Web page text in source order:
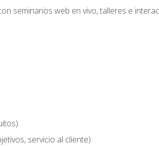
seminarios web en vivo, talleres e
servicio al cliente).